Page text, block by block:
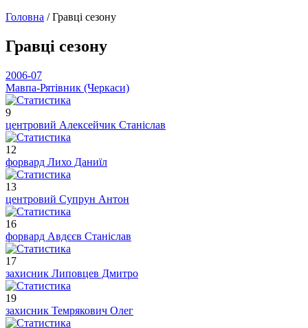
Головна /Гравці сезону
Гравці сезону
2006-07
Мавпа-Рятівник (Черкаси)
9
центровий Алексейчик Станіслав
12
форвард Лихо Даниїл
13
центровий Супрун Антон
16
форвард Авдєєв Станіслав
17
захисник Липовцев Дмитро
19
захисник Темрякович Олег